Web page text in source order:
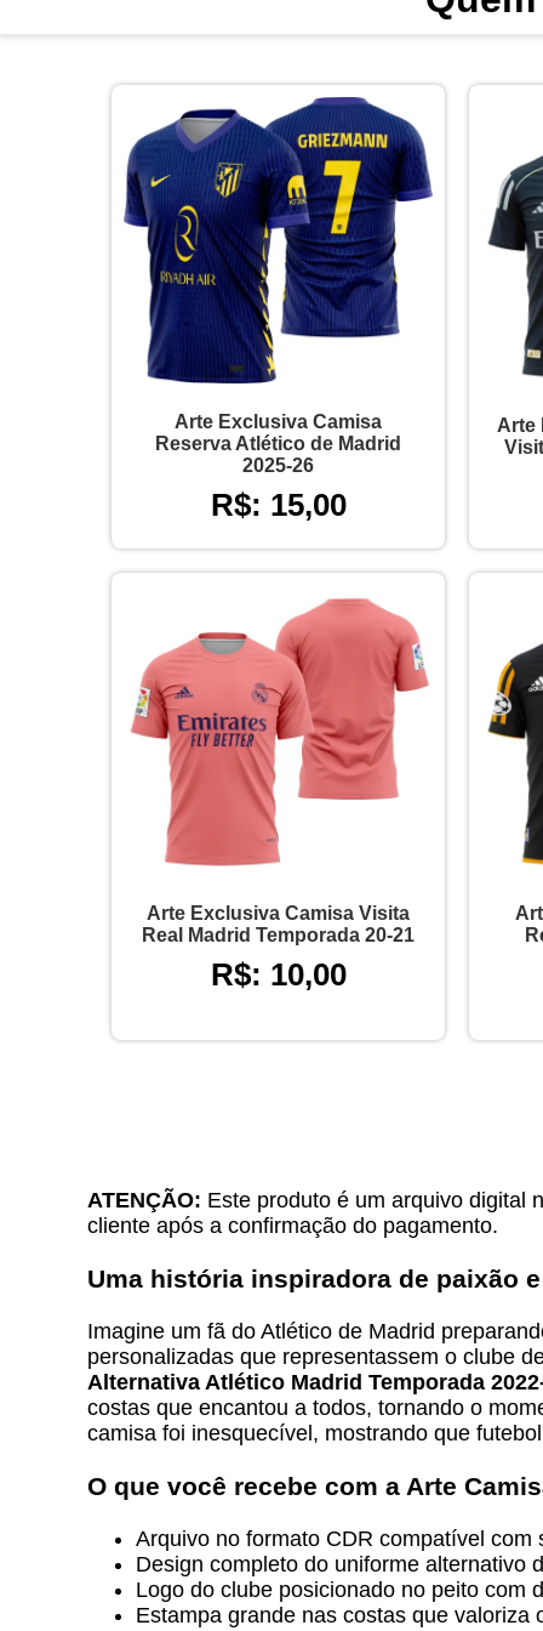
Arte Exclusiva Camisa
Reserva Atlético de Madrid
2025-26
R$: 15,00
Arte
Arte Exclusiva Camisa Visita
Real Madrid Temporada 20-21
R$: 10,00
ATENÇÃO: Este produto é um arquivo digital
cliente após a confirmação do pagamento.
Uma história inspiradora de paixão
Imagine um fã do Atlético de Madrid
personalizadas que representassem o clube
Alternativa Atlético Madrid Temporada
costas que encantou a todos, tornando o
camisa foi inesquecível, mostrando que
O que você recebe com a Arte
Arquivo no formato CDR compatível com
Design completo do uniforme alternativo
Logo do clube posicionado no peito com
Estampa grande nas costas que valoriza